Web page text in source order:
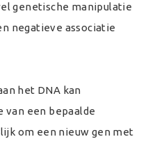
genetische manipulatie
negatieve associatie
het DNA kan
van een bepaalde
om een nieuw gen met